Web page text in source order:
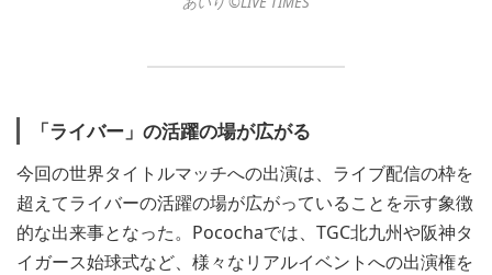
「ライバー」の活躍の場が広がる
今回の世界タイトルマッチへの出演は、ライブ配信の枠を
超えてライバーの活躍の場が広がっていることを示す象徴
的な出来事となった。Pocochaでは、TGC北九州や阪神タ
イガース始球式など、様々なリアルイベントへの出演権を